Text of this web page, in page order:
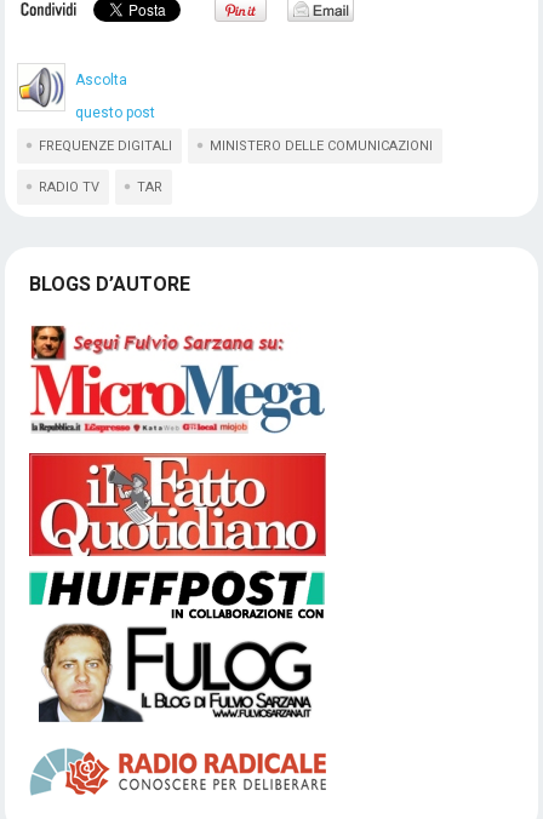
Ascolta
questo post
FREQUENZE DIGITALI MINISTERO DELLE COMUNICAZIONI
RADIO TV TAR
BLOGS D’AUTORE